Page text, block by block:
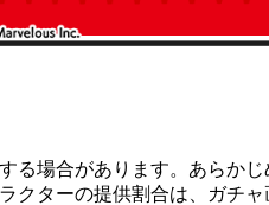
る場合があります。あらかじ
クターの提供割合は、ガチ